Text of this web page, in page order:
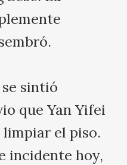
sintió
que Yan Yifei
el piso.
incidente hoy,